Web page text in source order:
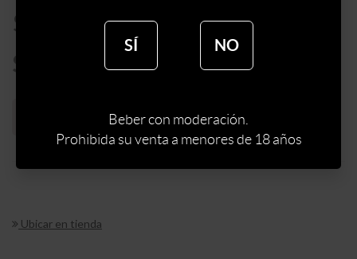
$
$
Sin stock web
Ubicar en tienda
SÍ NO
Beber con moderación.
Prohibida su venta a menores de 18 años